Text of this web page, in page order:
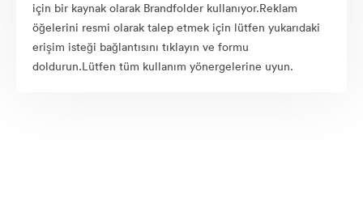
için bir kaynak olarak Brandfolder kullanıyor.Reklam
öğelerini resmi olarak talep etmek için lütfen yukarıdaki
erişim isteği bağlantısını tıklayın ve formu
doldurun.Lütfen tüm kullanım yönergelerine uyun.